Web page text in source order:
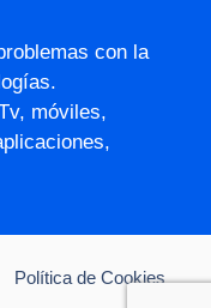
con la
móviles,
Política de Cookies